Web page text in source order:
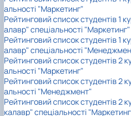
альності "Маркетинг"
Рейтинговий список студентів 1
алавр" спеціальності "Маркетинг"
Рейтинговий список студентів 1
алавр" спеціальності
Рейтинговий список студентів 2
альності "Маркетинг"
Рейтинговий список студентів 2
альності "Менеджмент"
Рейтинговий список студентів 2
калавр" спеціальності